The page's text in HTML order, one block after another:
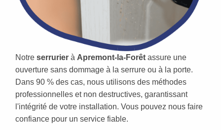
Notre serrurier à Apremont-la-Forêt assure une
ouverture sans dommage à la serrure ou à la porte.
Dans 90 % des cas, nous utilisons des méthodes
professionnelles et non destructives, garantissant
l'intégrité de votre installation. Vous pouvez nous faire
confiance pour un service fiable.